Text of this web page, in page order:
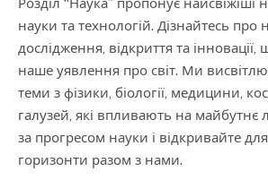
Розділ “Наука” пропонує найсвіжіші
науки та технологій. Дізнайтесь про
дослідження, відкриття та
наше уявлення про світ. Ми
теми з фізики, біології, медицини,
галузей, які впливають на майбутнє
за прогресом науки і відкривайте
горизонти разом з нами.